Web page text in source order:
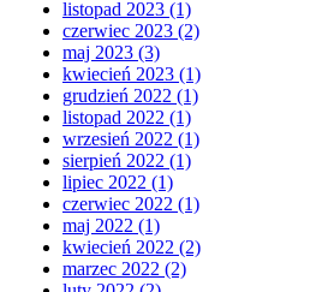
listopad 2023 (1)
czerwiec 2023 (2)
maj 2023 (3)
kwiecień 2023 (1)
grudzień 2022 (1)
listopad 2022 (1)
wrzesień 2022 (1)
sierpień 2022 (1)
lipiec 2022 (1)
czerwiec 2022 (1)
maj 2022 (1)
kwiecień 2022 (2)
marzec 2022 (2)